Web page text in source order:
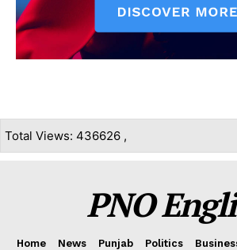
Total Views: 436626 ,
PNO
Home News Punjab Politics